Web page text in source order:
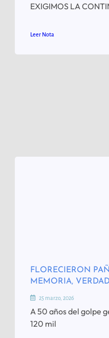
EXIGIMOS LA
Leer Nota
FLORECIERON
MEMORIA,
25 marzo, 2026
A 50 años del golpe
120 mil